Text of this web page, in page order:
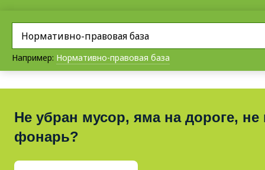
Например: Нормативно-правовая база
Не убран мусор, яма на дороге, не
фонарь?